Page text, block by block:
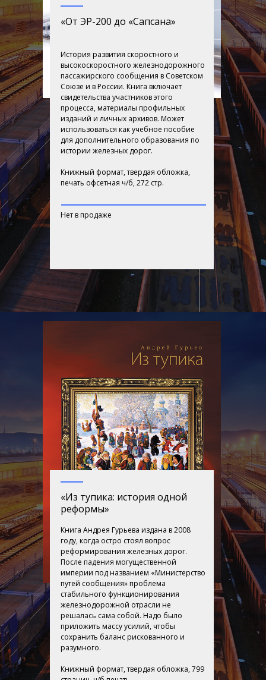
«От ЭР-200 до «Сапсана»
История развития скоростного и
высокоскоростного железнодорожного
пассажирского сообщения в Советском
Союзе и в России. Книга включает
свидетельства участников этого
процесса, материалы профильных
изданий и личных архивов. Может
использоваться как учебное пособие
для дополнительного образования по
истории железных дорог.
Книжный формат, твердая обложка,
печать офсетная ч/б, 272 стр.
Нет в продаже
«Из тупика: история одной
реформы»
Книга Андрея Гурьева издана в 2008
году, когда остро стоял вопрос
реформирования железных дорог.
После падения могущественной
империи под названием «Министерство
путей сообщения» проблема
стабильного функционирования
железнодорожной отрасли не
решалась сама собой. Надо было
приложить массу усилий, чтобы
сохранить баланс рискованного и
разумного.
Книжный формат, твердая обложка, 799